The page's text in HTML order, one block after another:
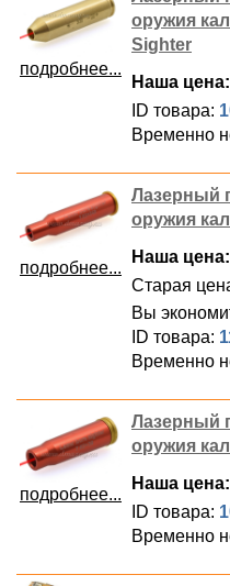
подробнее...
оружия
Sighter
Наша цена:
ID товара:
Временно
подробнее...
Лазерный
оружия
Наша цена:
Старая
Вы
ID товара:
Временно
подробнее...
Лазерный
оружия
Наша цена:
ID товара:
Временно